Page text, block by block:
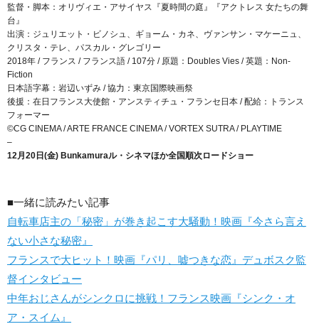
監督・脚本：オリヴィエ・アサイヤス『夏時間の庭』『アクトレス 女たちの舞
台』
出演：ジュリエット・ビノシュ、ギョーム・カネ、ヴァンサン・マケーニュ、
クリスタ・テレ、パスカル・グレゴリー
2018年 / フランス / フランス語 / 107分 / 原題：Doubles Vies / 英題：Non-
Fiction
日本語字幕：岩辺いずみ / 協力：東京国際映画祭
後援：在日フランス大使館・アンスティチュ・フランセ日本 / 配給：トランス
フォーマー
©CG CINEMA / ARTE FRANCE CINEMA / VORTEX SUTRA / PLAYTIME
–
12月20日(金) Bunkamuraル・シネマほか全国順次ロードショー
■一緒に読みたい記事
自転車店主の「秘密」が巻き起こす大騒動！映画『今さら言え
ない小さな秘密』
フランスで大ヒット！映画『パリ、嘘つきな恋』デュボスク監
督インタビュー
中年おじさんがシンクロに挑戦！フランス映画『シンク・オ
ア・スイム』